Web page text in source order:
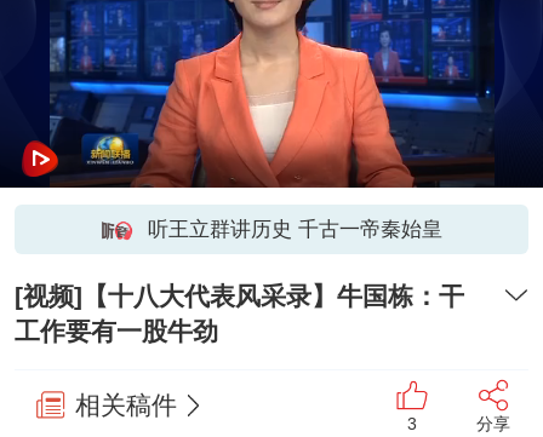
听王立群讲历史 千古一帝秦始皇
[视频]【十八大代表风采录】牛国栋：干
工作要有一股牛劲
相关稿件
3 分享